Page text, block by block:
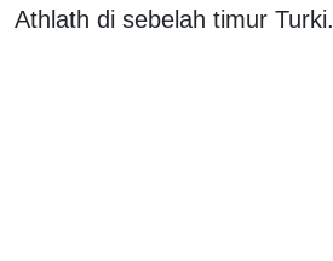
Athlath di sebelah timur Turki.